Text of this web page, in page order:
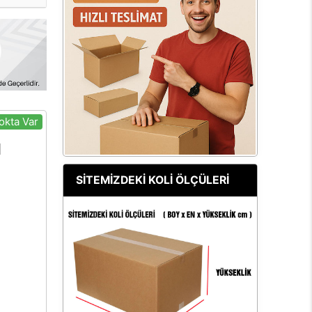
Var
SİTEMİZDEKİ KOLİ ÖLÇÜLERİ